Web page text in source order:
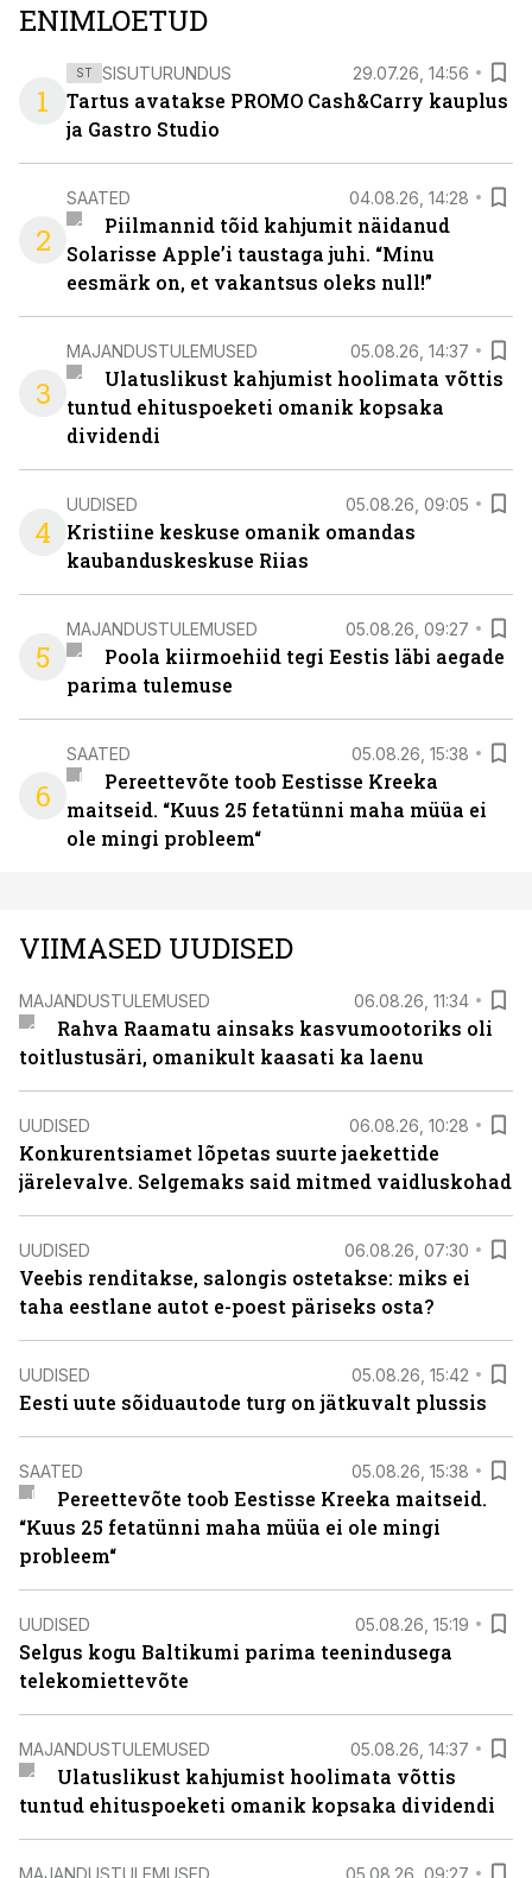
ENIMLOETUD
1
ST SISUTURUNDUS 29.07.26, 14:56
Tartus avatakse PROMO Cash&Carry kauplus
ja Gastro Studio
2
SAATED 04.08.26, 14:28
Piilmannid tõid kahjumit näidanud
Solarisse Apple’i taustaga juhi. “Minu
eesmärk on, et vakantsus oleks null!”
3
MAJANDUSTULEMUSED 05.08.26, 14:37
Ulatuslikust kahjumist hoolimata võttis
tuntud ehituspoeketi omanik kopsaka
dividendi
4
UUDISED 05.08.26, 09:05
Kristiine keskuse omanik omandas
kaubanduskeskuse Riias
5
MAJANDUSTULEMUSED 05.08.26, 09:27
Poola kiirmoehiid tegi Eestis läbi aegade
parima tulemuse
6
SAATED 05.08.26, 15:38
Pereettevõte toob Eestisse Kreeka
maitseid. “Kuus 25 fetatünni maha müüa ei
ole mingi probleem“
VIIMASED UUDISED
MAJANDUSTULEMUSED 06.08.26, 11:34
Rahva Raamatu ainsaks kasvumootoriks oli
toitlustusäri, omanikult kaasati ka laenu
UUDISED 06.08.26, 10:28
Konkurentsiamet lõpetas suurte jaekettide
järelevalve. Selgemaks said mitmed vaidluskohad
UUDISED 06.08.26, 07:30
Veebis renditakse, salongis ostetakse: miks ei
taha eestlane autot e-poest päriseks osta?
UUDISED 05.08.26, 15:42
Eesti uute sõiduautode turg on jätkuvalt plussis
SAATED 05.08.26, 15:38
Pereettevõte toob Eestisse Kreeka maitseid.
“Kuus 25 fetatünni maha müüa ei ole mingi
probleem“
UUDISED 05.08.26, 15:19
Selgus kogu Baltikumi parima teenindusega
telekomiettevõte
MAJANDUSTULEMUSED 05.08.26, 14:37
Ulatuslikust kahjumist hoolimata võttis
tuntud ehituspoeketi omanik kopsaka dividendi
MAJANDUSTULEMUSED 05.08.26, 09:27